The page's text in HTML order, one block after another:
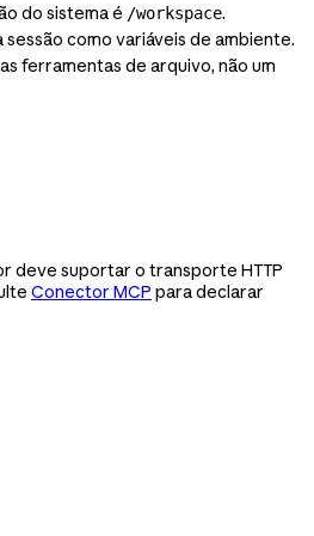
do sistema é /workspace.
como variáveis de ambiente.
ferramentas de arquivo, não um
deve suportar o transporte HTTP
Conector MCP para declarar